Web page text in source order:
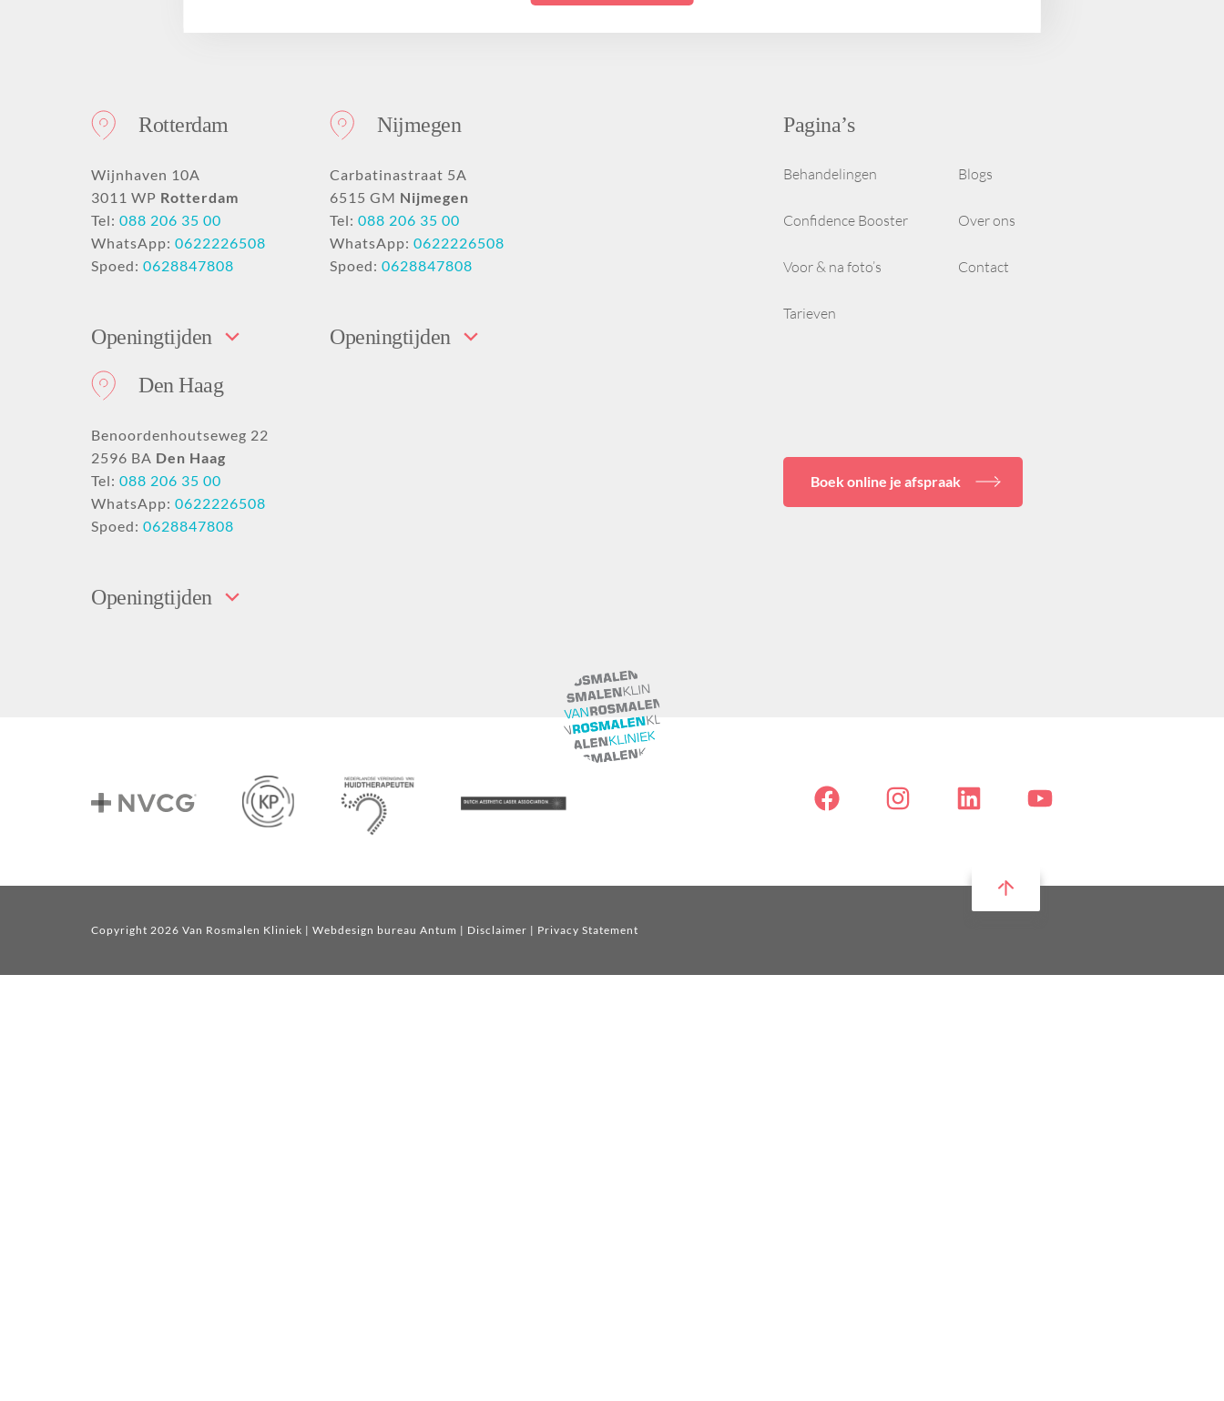
Rotterdam
Wijnhaven 10A
3011 WP Rotterdam
Tel: 088 206 35 00
WhatsApp: 0622226508
Spoed: 0628847808
Openingtijden
Nijmegen
Carbatinastraat 5A
6515 GM Nijmegen
Tel: 088 206 35 00
WhatsApp: 0622226508
Spoed: 0628847808
Openingtijden
Den Haag
Benoordenhoutseweg 22
2596 BA Den Haag
Tel: 088 206 35 00
WhatsApp: 0622226508
Spoed: 0628847808
Openingtijden
Pagina’s
Behandelingen Blogs
Confidence Booster Over ons
Voor & na foto’s Contact
Tarieven
Boek online je afspraak
Copyright 2026 Van Rosmalen Kliniek | Webdesign bureau Antum | Disclaimer | Privacy Statement